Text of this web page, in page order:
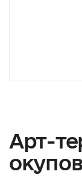
Aрт-